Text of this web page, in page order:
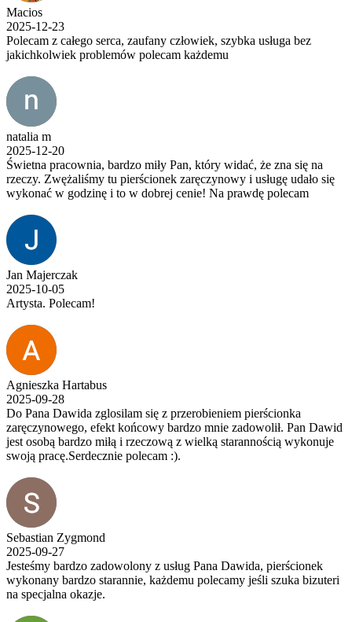
Macios
2025-12-23
Polecam z całego serca, zaufany człowiek, szybka usługa bez
jakichkolwiek problemów polecam każdemu
natalia m
2025-12-20
Świetna pracownia, bardzo miły Pan, który widać, że zna się na
rzeczy. Zwężaliśmy tu pierścionek zaręczynowy i usługę udało się
wykonać w godzinę i to w dobrej cenie! Na prawdę polecam
Jan Majerczak
2025-10-05
Artysta. Polecam!
Agnieszka Hartabus
2025-09-28
Do Pana Dawida zglosilam się z przerobieniem pierścionka
zaręczynowego, efekt końcowy bardzo mnie zadowolił. Pan Dawid
jest osobą bardzo miłą i rzeczową z wielką starannością wykonuje
swoją pracę.Serdecznie polecam :).
Sebastian Zygmond
2025-09-27
Jesteśmy bardzo zadowolony z usług Pana Dawida, pierścionek
wykonany bardzo starannie, każdemu polecamy jeśli szuka bizuteri
na specjalna okazje.